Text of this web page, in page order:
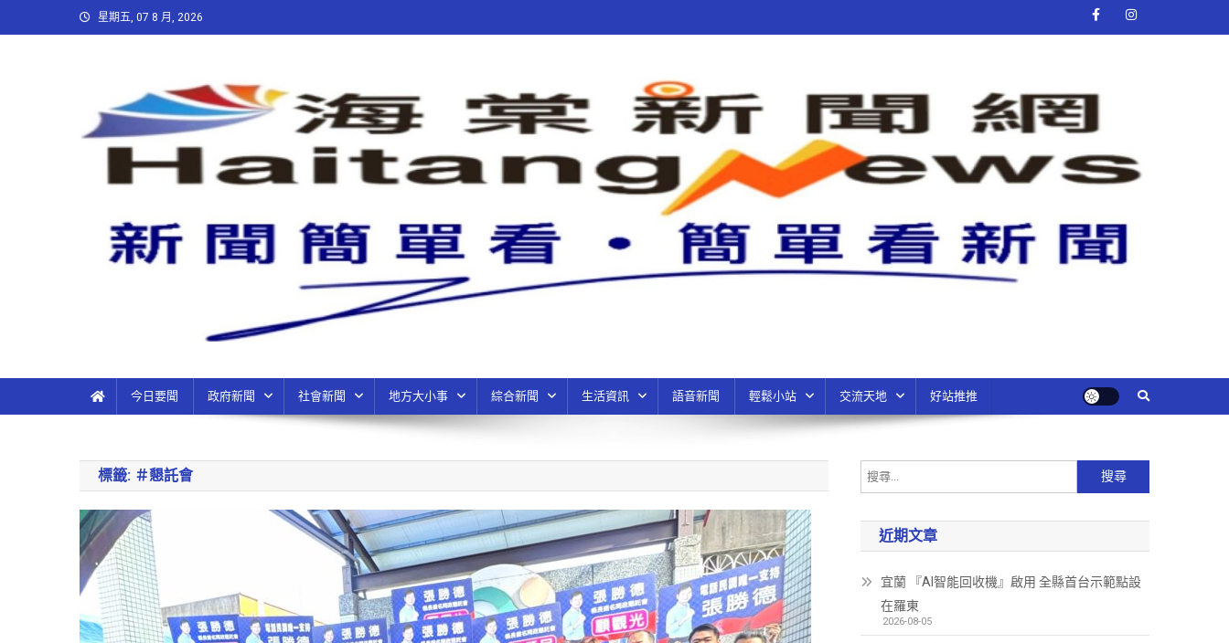
星期五, 07 8 月, 2026
今日要聞 政府新聞 社會新聞 地方大小事 綜合新聞 生活資訊 語音新聞 輕鬆小站 交流天地 好站推推
標籤: ＃懇託會
近期文章
宜蘭 『AI智能回收機』啟用 全縣首台示範點設
在羅東
2026-08-05